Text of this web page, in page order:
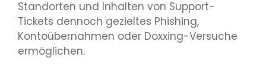
Standorten und Inhalten von Support-
Tickets dennoch gezieltes Phishing,
Kontoübernahmen oder Doxxing-Versuche
ermöglichen.